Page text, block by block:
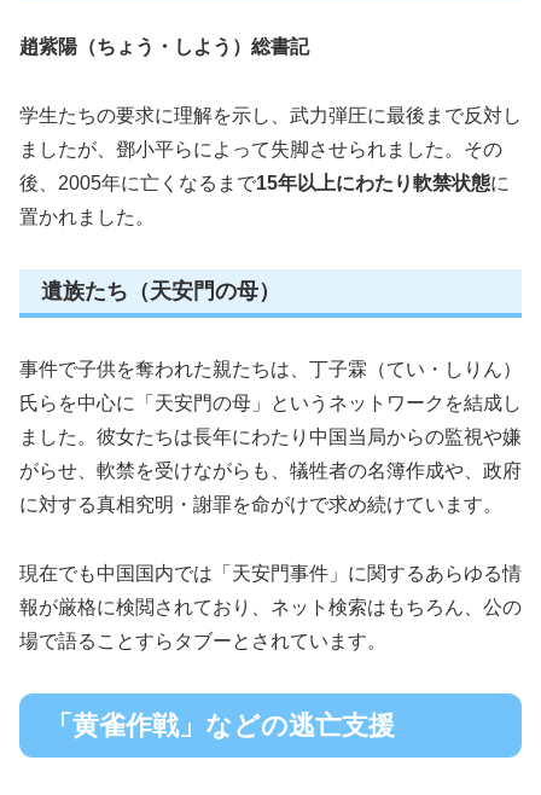
趙紫陽（ちょう・しよう）総書記
学生たちの要求に理解を示し、武力弾圧に最後まで反対し
ましたが、鄧小平らによって失脚させられました。その
後、2005年に亡くなるまで15年以上にわたり軟禁状態に
置かれました。
遺族たち（天安門の母）
事件で子供を奪われた親たちは、丁子霖（てい・しりん）
氏らを中心に「天安門の母」というネットワークを結成し
ました。彼女たちは長年にわたり中国当局からの監視や嫌
がらせ、軟禁を受けながらも、犠牲者の名簿作成や、政府
に対する真相究明・謝罪を命がけで求め続けています。
現在でも中国国内では「天安門事件」に関するあらゆる情
報が厳格に検閲されており、ネット検索はもちろん、公の
場で語ることすらタブーとされています。
「黄雀作戦」などの逃亡支援